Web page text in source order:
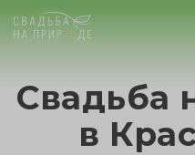
Банкет
Свадьба
в